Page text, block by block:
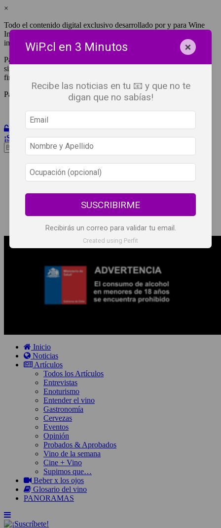
×
Todo el contenido digital exclusivo desarrollado por y para Wine
Independent Press Chile, cuenta con derechos de propiedad
intelectual.
Para tener acceso a una copia y/o impresión de cualquiera de ellos
sin fines de lucro, debes ser #SuscriptorWiP.^Para su réplica con
fines comerciales debes contactar al e-mail
Pagas una sola vez al año y disfrutas por 12 meses.
Iniciar Sesión
¡Suscribete! BeneficiosWiP
Buscar:
Síguenos
Inicio
Noticias
Artículos
Todos los Artículos
Entrevistas
Enoturismo
Entender el vino
Gastronomía
Cervezas
Eventos
Opinión
Probados & Aprobados
Vino de la semana
Cine + Vino
Supimos que…
Beber x los ojos
Glosario del vino
PANORAMAS
WiP.cl en 3 Minutos ×
Recibe las noticias en tu 📧 y que no te
digan que no sabías!
SUSCRIBIRME
Recibirás un correo para validar tu email.
Created using Perfit